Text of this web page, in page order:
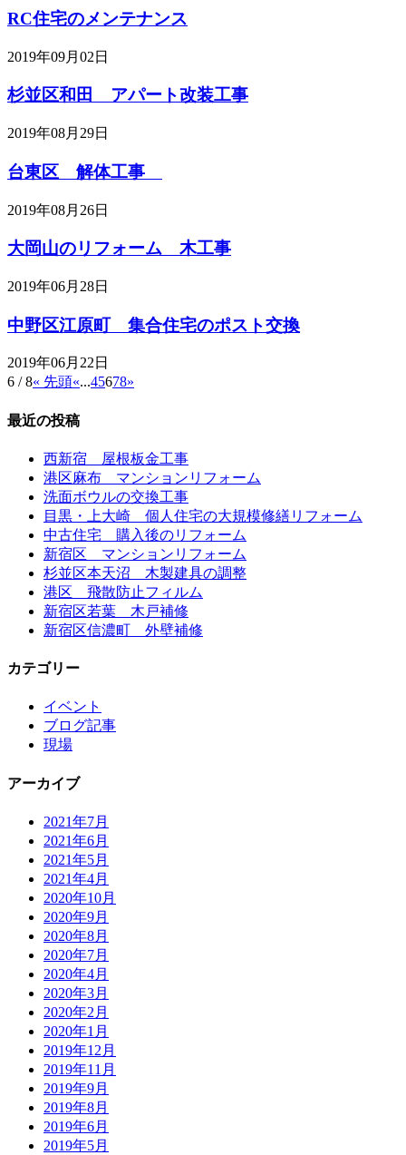
RC住宅のメンテナンス
2019年09月02日
杉並区和田 アパート改装工事
2019年08月29日
台東区 解体工事
2019年08月26日
大岡山のリフォーム 木工事
2019年06月28日
中野区江原町 集合住宅のポスト交換
2019年06月22日
6 / 8« 先頭«...45678»
最近の投稿
西新宿 屋根板金工事
港区麻布 マンションリフォーム
洗面ボウルの交換工事
目黒・上大崎 個人住宅の大規模修繕リフォーム
中古住宅 購入後のリフォーム
新宿区 マンションリフォーム
杉並区本天沼 木製建具の調整
港区 飛散防止フィルム
新宿区若葉 木戸補修
新宿区信濃町 外壁補修
カテゴリー
イベント
ブログ記事
現場
アーカイブ
2021年7月
2021年6月
2021年5月
2021年4月
2020年10月
2020年9月
2020年8月
2020年7月
2020年4月
2020年3月
2020年2月
2020年1月
2019年12月
2019年11月
2019年9月
2019年8月
2019年6月
2019年5月